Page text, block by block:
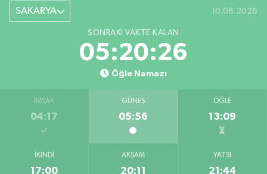
SAKARYA 10.08.2026
SONRAKI VAKTE KALAN
05:20:26
Öğle Namazı
İMSAK
04:17
GÜNEŞ
05:56
ÖĞLE
13:09
İKINDI
17:00
AKŞAM
20:11
YATSI
21:44